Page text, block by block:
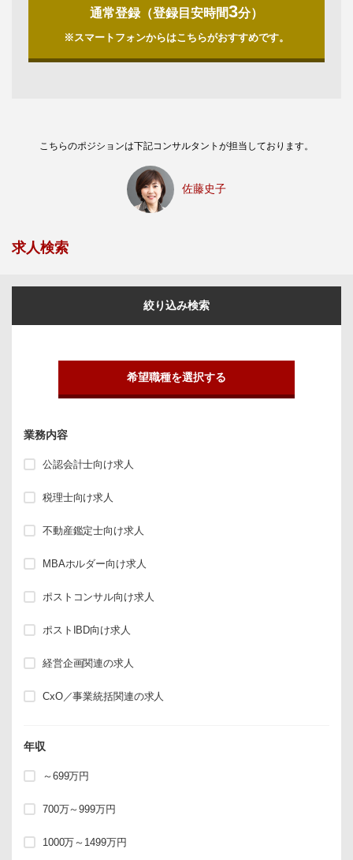
通常登録（登録目安時間3分）
※スマートフォンからはこちらがおすすめです。
こちらのポジションは下記コンサルタントが担当しております。
佐藤史子
求人検索
絞り込み検索
希望職種を選択する
業務内容
公認会計士向け求人
税理士向け求人
不動産鑑定士向け求人
MBAホルダー向け求人
ポストコンサル向け求人
ポストIBD向け求人
経営企画関連の求人
CxO／事業統括関連の求人
年収
～699万円
700万～999万円
1000万～1499万円